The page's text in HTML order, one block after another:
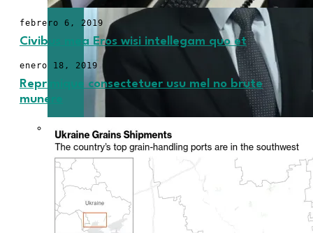
Microfinanzas
refuerza su rol
en el agro y
apunta a
febrero 6, 2019
Civibus mea Eros wisi intellegam quo et
enero 18, 2019
Reprimique consectetuer usu mel no brute
munere